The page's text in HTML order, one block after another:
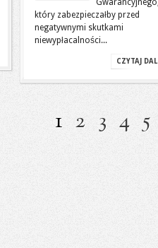
który zabezpieczałby przed
negatywnymi skutkami
niewypłacalności...
CZYTAJ
1 2 3 4 5